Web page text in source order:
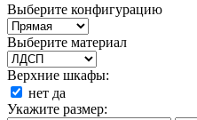
Выберите конфигурацию
Выберите материал
Верхние шкафы:
нет да
Укажите размер: